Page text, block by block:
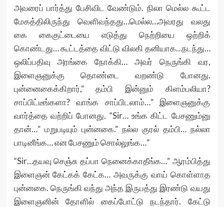
அவரைப் பார்த்து பேசிவிட வேண்டும். நிலா மெல்ல கூட்ட
மேகத்திலிருந்து வெளிவந்தது…மெல்ல…அவரது வலது
கை கைகுட்டையை எடுத்து நெற்றியை ஒற்றிக்
கொண்டது… கூட்டத்தை விட்டு விலகி தனியாக…நடந்து…
ஒலிப்பதிவு அரங்கை நோக்கி… அவர் நெருங்கி வர,
இளைஞனுக்கு தொண்டை வறண்டு போனது.
புன்னைகைக்கிறார்,” தம்பி இன்னும் கிளம்பலியா?
சாப்பிட்டீங்களா? வாங்க சாப்பிடலாம்…” இளைஞனுக்கு
வார்த்தை வற்றிப் போனது. “Sir… உங்க கிட்ட பேசணும்னு
தான்…” மறுபடியும் புன்னகை.” நல்ல குரல் தம்பி… நல்லா
பாடினீங்க… என பேசணும் சொல்லுங்க…”
“Sir…தயவு செஞ்சு தப்பா நெனைக்காதீங்க…” ஆரம்பித்து
இளைஞன் கேட்கக் கேட்க… அவருக்கு வாய் கொள்ளாத
புன்னகை. நெருங்கி வந்து அந்த இருபத்து இரண்டு வயது
இளைஞனின் தோளில் கைப்போட்டு நடந்தார். கேட்டு